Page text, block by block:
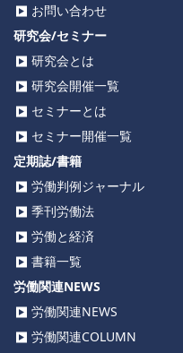
お問い合わせ
研究会/セミナー
研究会とは
研究会開催一覧
セミナーとは
セミナー開催一覧
定期誌/書籍
労働判例ジャーナル
季刊労働法
労働と経済
書籍一覧
労働関連NEWS
労働関連NEWS
労働関連COLUMN